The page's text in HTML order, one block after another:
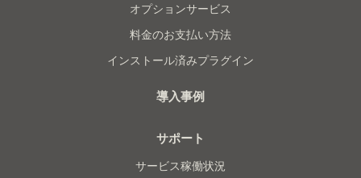
オプションサービス
料金のお支払い方法
インストール済みプラグイン
導入事例
サポート
サービス稼働状況